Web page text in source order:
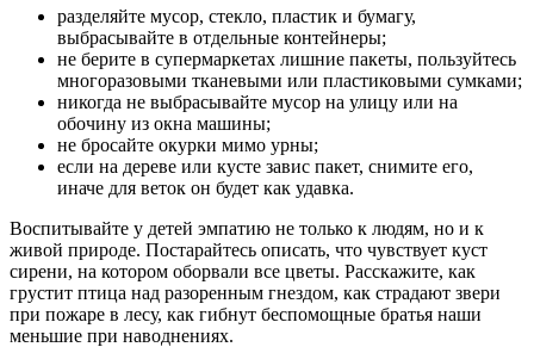
разделяйте мусор, стекло, пластик и бумагу,
выбрасывайте в отдельные контейнеры;
не берите в супермаркетах лишние пакеты, пользуйтесь
многоразовыми тканевыми или пластиковыми сумками;
никогда не выбрасывайте мусор на улицу или на
обочину из окна машины;
не бросайте окурки мимо урны;
если на дереве или кусте завис пакет, снимите его,
иначе для веток он будет как удавка.
Воспитывайте у детей эмпатию не только к людям, но и к
живой природе. Постарайтесь описать, что чувствует куст
сирени, на котором оборвали все цветы. Расскажите, как
грустит птица над разоренным гнездом, как страдают звери
при пожаре в лесу, как гибнут беспомощные братья наши
меньшие при наводнениях.